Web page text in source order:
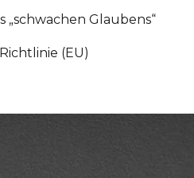
Glaubens“
(EU)